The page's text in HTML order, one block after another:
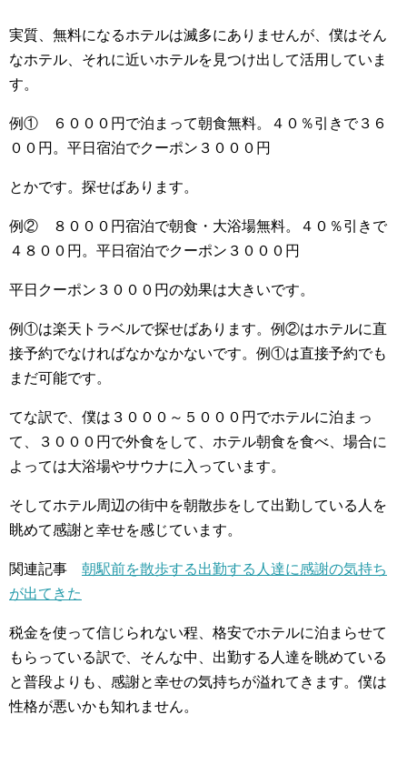
実質、無料になるホテルは滅多にありませんが、僕はそん
なホテル、それに近いホテルを見つけ出して活用していま
す。
例① ６０００円で泊まって朝食無料。４０％引きで３６
００円。平日宿泊でクーポン３０００円
とかです。探せばあります。
例② ８０００円宿泊で朝食・大浴場無料。４０％引きで
４８００円。平日宿泊でクーポン３０００円
平日クーポン３０００円の効果は大きいです。
例①は楽天トラベルで探せばあります。例②はホテルに直
接予約でなければなかなかないです。例①は直接予約でも
まだ可能です。
てな訳で、僕は３０００～５０００円でホテルに泊まっ
て、３０００円で外食をして、ホテル朝食を食べ、場合に
よっては大浴場やサウナに入っています。
そしてホテル周辺の街中を朝散歩をして出勤している人を
眺めて感謝と幸せを感じています。
関連記事 朝駅前を散歩する出勤する人達に感謝の気持ち
が出てきた
税金を使って信じられない程、格安でホテルに泊まらせて
もらっている訳で、そんな中、出勤する人達を眺めている
と普段よりも、感謝と幸せの気持ちが溢れてきます。僕は
性格が悪いかも知れません。